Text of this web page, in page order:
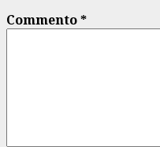
Commento*